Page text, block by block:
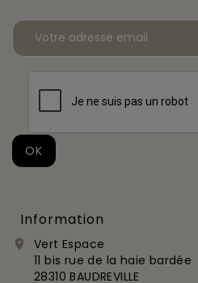
Information

Vert Espace
11 bis rue de la haie bardée
28310 BAUDREVILLE